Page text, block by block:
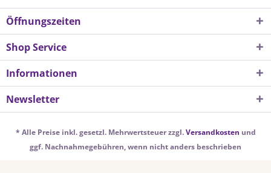
Öffnungszeiten
Shop Service
Informationen
Newsletter
* Alle Preise inkl. gesetzl. Mehrwertsteuer zzgl.Versandkosten und
ggf. Nachnahmegebühren, wenn nicht anders beschrieben